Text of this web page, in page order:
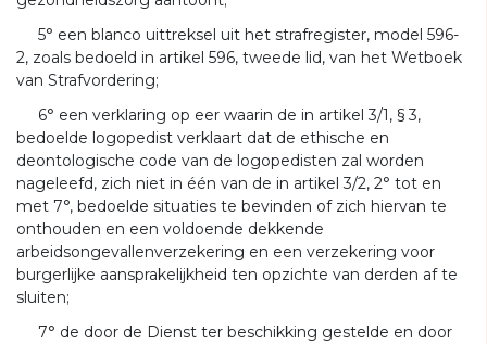
5° een blanco uittreksel uit het strafregister, model 596-
2, zoals bedoeld in artikel 596, tweede lid, van het Wetboek
van Strafvordering;
6° een verklaring op eer waarin de in artikel 3/1, § 3,
bedoelde logopedist verklaart dat de ethische en
deontologische code van de logopedisten zal worden
nageleefd, zich niet in één van de in artikel 3/2, 2° tot en
met 7°, bedoelde situaties te bevinden of zich hiervan te
onthouden en een voldoende dekkende
arbeidsongevallenverzekering en een verzekering voor
burgerlijke aansprakelijkheid ten opzichte van derden af te
sluiten;
7° de door de Dienst ter beschikking gestelde en door